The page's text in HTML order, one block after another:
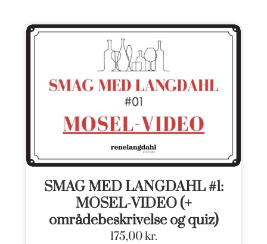
SMAG MED LANGDAHL #1:
MOSEL-VIDEO (+
områdebeskrivelse og quiz)
175,00kr.